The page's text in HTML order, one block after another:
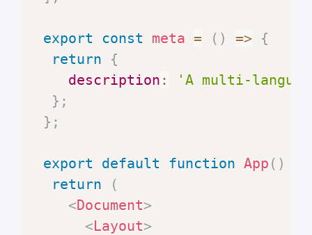
export const meta = ( ) => {
return
{
description :
'A multi-
} ;
} ;
export default function App ( )
return
(
<Document>
<Layout>